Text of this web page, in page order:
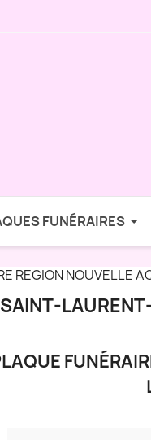
FUNÉRAIRES
REGION NOUVELLE